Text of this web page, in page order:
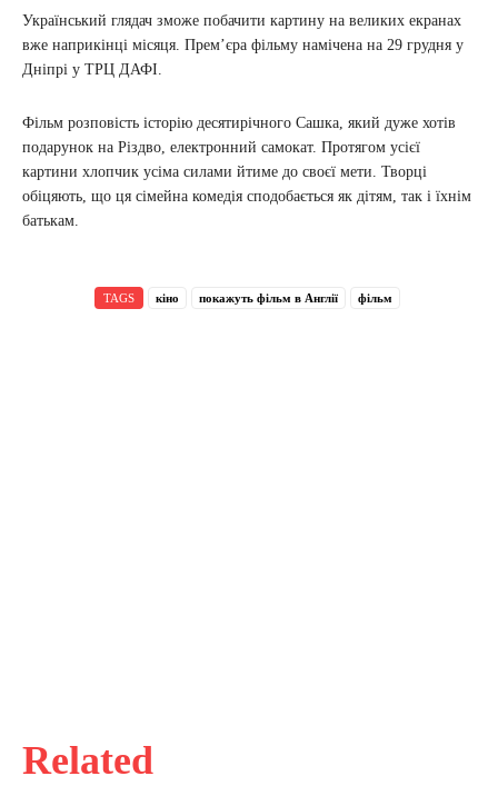
Related
Український глядач зможе побачити картину на великих екранах
вже наприкінці місяця. Прем’єра фільму намічена на 29 грудня у
Дніпрі у ТРЦ ДАФІ.
Фільм розповість історію десятирічного Сашка, який дуже хотів
подарунок на Різдво, електронний самокат. Протягом усієї
картини хлопчик усіма силами йтиме до своєї мети. Творці
обіцяють, що ця сімейна комедія сподобається як дітям, так і їхнім
батькам.
TAGS кіно покажуть фільм в Англії фільм